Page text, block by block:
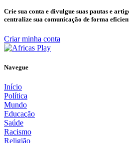
Crie sua conta e divulgue suas pautas e
centralize sua comunicação de forma
Criar minha conta
Navegue
Início
Política
Mundo
Educação
Saúde
Racismo
Religião